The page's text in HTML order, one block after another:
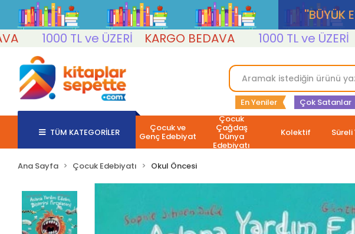
''BÜYÜK
1000 TL ve ÜZERİ
KARGO BEDAVA 1000 TL ve ÜZERİ
En Yeniler Çok Satanlar
TÜM KATEGORİLER Çocuk ve
Genç Edebiyat
Çocuk
Çağdaş
Dünya
Edebiyatı
Kolektif Süreli
Ana Sayfa Çocuk Edebiyatı Okul Öncesi